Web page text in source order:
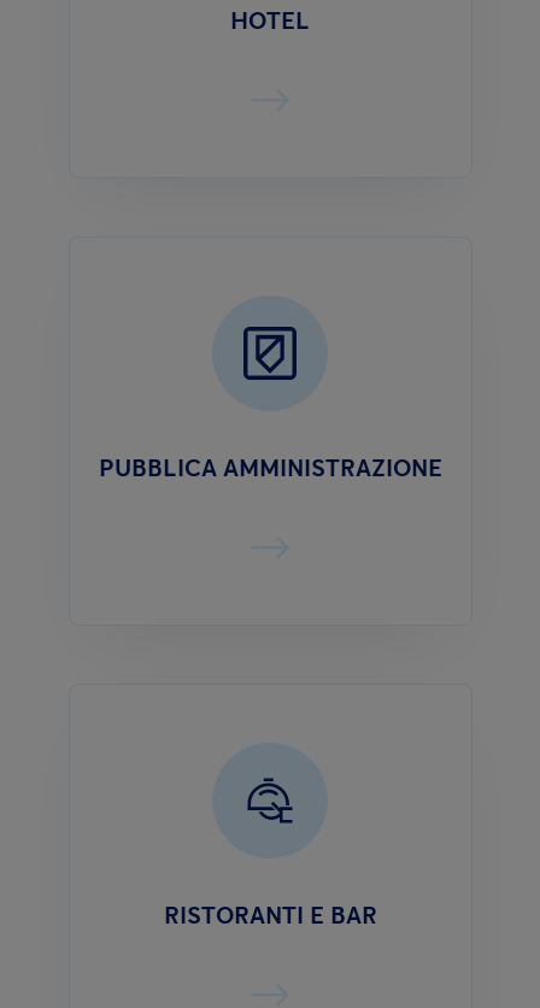
HOTEL
PUBBLICA AMMINISTRAZIONE
RISTORANTI E BAR